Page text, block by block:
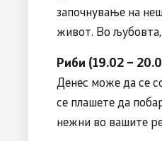
започнување на
живот. Во љубовта,
Риби (19.02 –
Денес може да се
се плашете да
нежни во вашите